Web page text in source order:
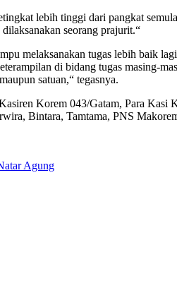
lebih tinggi dari pangkat
seorang prajurit.“
melaksanakan tugas lebih baik
di bidang tugas masing-
satuan,“ tegasnya.
Korem 043/Gatam, Para
Bintara, Tamtama, PNS
Agung